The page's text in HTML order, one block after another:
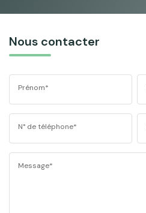
Nous contacter
Prénom*
N° de téléphone*
Message*